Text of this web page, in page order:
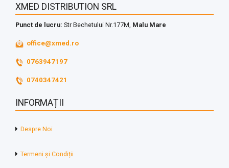
XMED DISTRIBUTION SRL
Punct de lucru: Str Bechetului Nr.177M, Malu Mare
office@xmed.ro
0763947197
0740347421
INFORMAȚII
Despre Noi
Termeni și Condiții